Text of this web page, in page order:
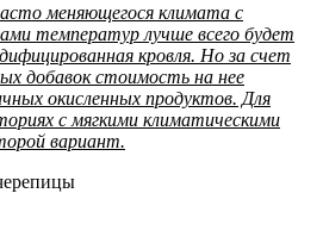
меняющегося климата с
температур лучше всего будет
кровля. Но за счет
добавок стоимость на нее
окисленных продуктов. Для
с мягкими климатическими
вариант.